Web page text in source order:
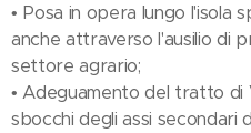
• Posa in opera lungo l'isola
anche attraverso l'ausilio di
settore agrario;
• Adeguamento del tratto di
sbocchi degli assi secondari